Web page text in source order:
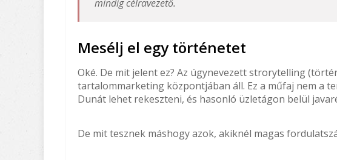
mindig célravezető.
Mesélj el egy történetet
Oké. De mit jelent ez? Az úgynevezett strorytelling
tartalommarketing központjában áll. Ez a műfaj nem a
Dunát lehet rekeszteni, és hasonló üzletágon belül
De mit tesznek máshogy azok, akiknél magas